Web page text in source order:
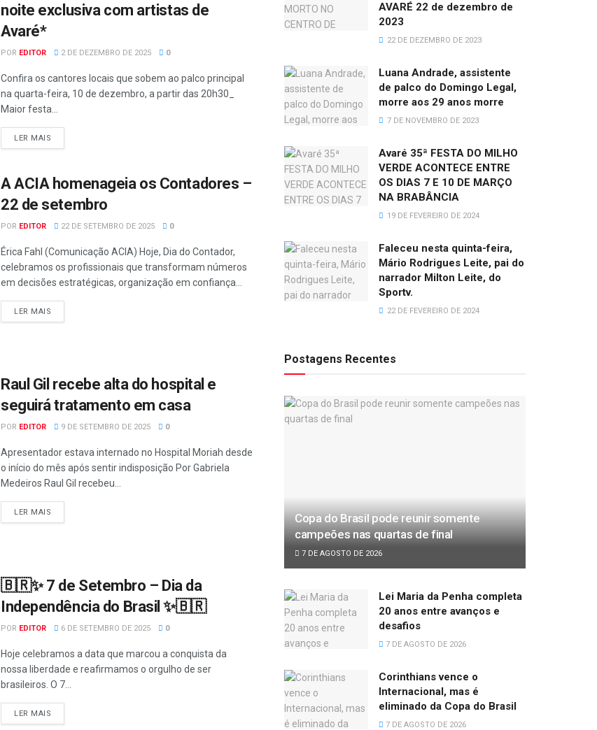
noite exclusiva com artistas de
Avaré*
POR EDITOR 2 DE DEZEMBRO DE 2025 0
Confira os cantores locais que sobem ao palco principal
na quarta-feira, 10 de dezembro, a partir das 20h30_
Maior festa...
LER MAIS
A ACIA homenageia os Contadores –
22 de setembro
POR EDITOR 22 DE SETEMBRO DE 2025 0
Érica Fahl (Comunicação ACIA) Hoje, Dia do Contador,
celebramos os profissionais que transformam números
em decisões estratégicas, organização em confiança...
LER MAIS
Raul Gil recebe alta do hospital e
seguirá tratamento em casa
POR EDITOR 9 DE SETEMBRO DE 2025 0
Apresentador estava internado no Hospital Moriah desde
o início do mês após sentir indisposição Por Gabriela
Medeiros Raul Gil recebeu...
LER MAIS
🇧🇷✨ 7 de Setembro – Dia da
Independência do Brasil ✨🇧🇷
POR EDITOR 6 DE SETEMBRO DE 2025 0
Hoje celebramos a data que marcou a conquista da
nossa liberdade e reafirmamos o orgulho de ser
brasileiros. O 7...
LER MAIS
AVARÉ 22 de dezembro de
2023
22 DE DEZEMBRO DE 2023
Luana Andrade, assistente
de palco do Domingo Legal,
morre aos 29 anos morre
7 DE NOVEMBRO DE 2023
Avaré 35ª FESTA DO MILHO
VERDE ACONTECE ENTRE
OS DIAS 7 E 10 DE MARÇO
NA BRABÂNCIA
19 DE FEVEREIRO DE 2024
Faleceu nesta quinta-feira,
Mário Rodrigues Leite, pai do
narrador Milton Leite, do
Sportv.
22 DE FEVEREIRO DE 2024
Postagens Recentes
Copa do Brasil pode reunir somente
campeões nas quartas de final
7 DE AGOSTO DE 2026
Lei Maria da Penha completa
20 anos entre avanços e
desafios
7 DE AGOSTO DE 2026
Corinthians vence o
Internacional, mas é
eliminado da Copa do Brasil
7 DE AGOSTO DE 2026